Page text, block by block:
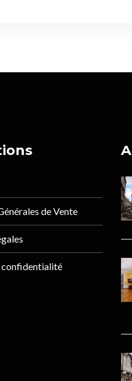
de Vente
confidentialité